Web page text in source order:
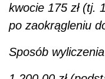
kwocie 175 zł (tj.
po zaokrągleniu
Sposób